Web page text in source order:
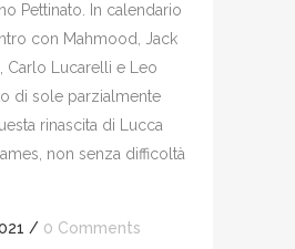
Pettinato. In calendario
con Mahmood, Jack
Carlo Lucarelli e Leo
di sole parzialmente
rinascita di Lucca
non senza difficoltà
/ 0 Comments